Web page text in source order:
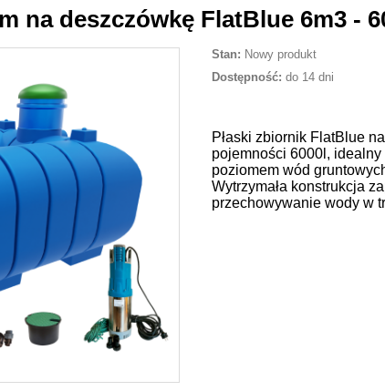
na deszczówkę FlatBlue 6m3 -
Stan: Nowy produkt
Dostępność: do 14 dni
Płaski zbiornik FlatBlue
pojemności 6000l,
poziomem wód
Wytrzymała konstrukcja
przechowywanie wody w